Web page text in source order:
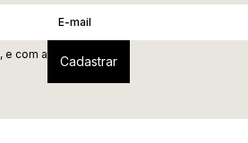
, e com a